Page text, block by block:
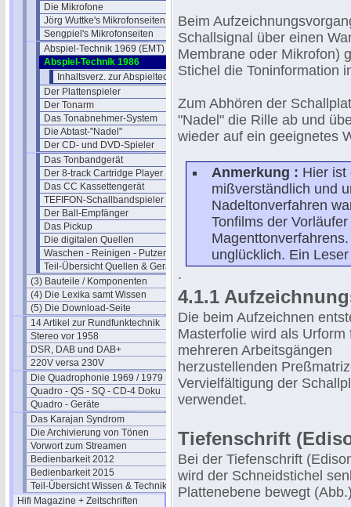
Die Mikrofone
Jörg Wuttke's Mikrofonseiten
Sengpiel's Mikrofonseiten
Abspiel-Technik 1969 (EMT)
Abspiel-Technik 1986
Inhaltsverz. zur Abspieltechnik
Der Plattenspieler
Der Tonarm
Das Tonabnehmer-System
Die Abtast-"Nadel"
Der CD- und DVD-Spieler
Das Tonbandgerät
Der 8-track Cartridge Player
Das CC Kassettengerät
TEFIFON-Schallbandspieler (1950)
Der Ball-Empfänger
Das Pickup
Die digitalen Quellen
Waschen - Reinigen - Putzen
Teil-Übersicht Quellen & Geräte
(3) Bauteile / Komponenten
(4) Die Lexika samt Wissen
(5) Die Download-Seite
14 Artikel zur Rundfunktechnik
Stereo vor 1958
DSR, DAB und DAB+
220V versa 230V
Die Quadrophonie 1969 / 1979
Quadro - QS - SQ - CD-4 Doku
Quadro - Geräte
Das Karajan Syndrom
Die Archivierung von Tönen
Vorwort zum Streamen
Bedienbarkeit 2012
Bedienbarkeit 2015
Teil-Übersicht Wissen & Technik
Hifi Magazine + Zeitschriften
Beim
Schallsignal über einen
Membrane oder Mikrofon)
Stichel die Toninformation
Zum Abhören der
"Nadel" die Rille ab und
wieder auf ein geeignetes
Anmerkung : Hier ist
mißverständlich und
Nadeltonverfahren
Tonfilms der
unglücklich. Ein
.
4.1.1
Die beim Aufzeichnen
Masterfolie wird als Urform
mehreren Arbeitsgängen
herzustellenden
Vervielfältigung der
verwendet.
Tiefenschrift
Bei der Tiefenschrift
wird der Schneidstichel
Plattenebene bewegt